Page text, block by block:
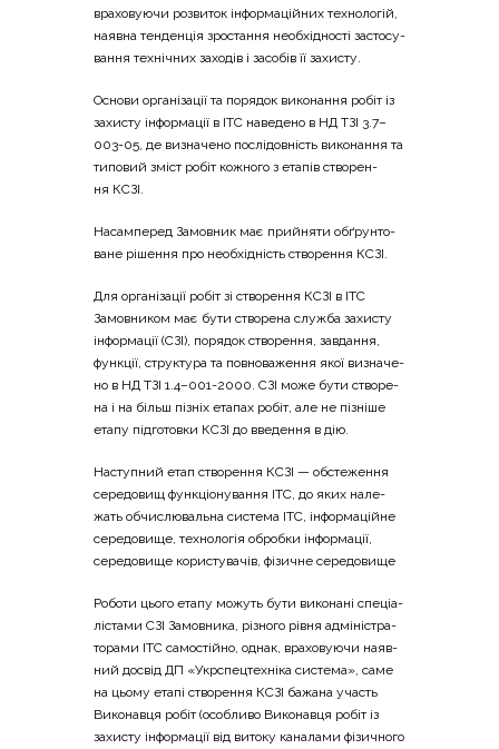
вра­хо­ву­ю­чи роз­ви­ток інфор­ма­цій­них техно­ло­гій,
наяв­на тен­ден­ція зро­ста­н­ня необ­хі­дно­сті засто­су­
ва­н­ня техні­чних захо­дів і засо­бів її захисту.
Осно­ви орга­ні­за­ції та поря­док вико­на­н­ня робіт із
захи­сту інфор­ма­ції в ІТС наве­де­но в НД ТЗІ 3.7–
003-05, де визна­че­но послі­дов­ність вико­на­н­ня та
типо­вий зміст робіт кожно­го з ета­пів ство­ре­н­
ня КСЗІ.
Насам­пе­ред Замов­ник має прийня­ти обґрун­то­
ва­не ріше­н­ня про необ­хі­дність ство­ре­н­ня КСЗІ.
Для орга­ні­за­ції робіт зі ство­ре­н­ня КСЗІ в ІТС
Замов­ни­ком має бути ство­ре­на слу­жба захи­сту
інфор­ма­ції (СЗІ), поря­док ство­ре­н­ня, зав­да­н­ня,
фун­кції, стру­кту­ра та пов­но­ва­же­н­ня якої визна­че­
но в НД ТЗІ 1.4–001-2000. СЗІ може бути ство­ре­
на і на більш пізніх ета­пах робіт, але не пізні­ше
ета­пу під­го­тов­ки КСЗІ до вве­де­н­ня в дію.
Насту­пний етап ство­ре­н­ня КСЗІ — обсте­же­н­ня
сере­до­вищ фун­кціо­ну­ва­н­ня ІТС, до яких нале­
жать обчи­слю­валь­на систе­ма ІТС, інфор­ма­цій­не
сере­до­ви­ще, техно­ло­гія оброб­ки інфор­ма­ції,
сере­до­ви­ще кори­сту­ва­чів, фізи­чне середовище
Робо­ти цьо­го ета­пу можуть бути вико­на­ні спе­ці­а­
лі­ста­ми СЗІ Замов­ни­ка, різно­го рів­ня адмі­ні­стра­
то­ра­ми ІТС само­стій­но, однак, вра­хо­ву­ю­чи наяв­
ний досвід ДП «Укр­спе­цте­хні­ка систе­ма», саме
на цьо­му ета­пі ство­ре­н­ня КСЗІ бажа­на участь
Вико­нав­ця робіт (осо­бли­во Вико­нав­ця робіт із
захи­сту інфор­ма­ції від вито­ку кана­ла­ми фізи­чно­го